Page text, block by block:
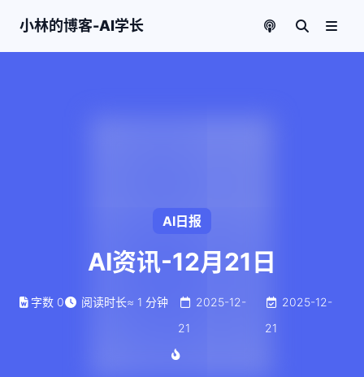
小林的博客-AI学长
AI日报
AI资讯-12月21日
字数 0 阅读时长≈ 1 分钟
2025-12-
21
2025-12-
21